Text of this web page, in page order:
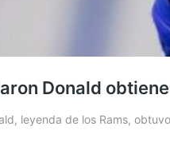
Donald
leyenda de los Rams,